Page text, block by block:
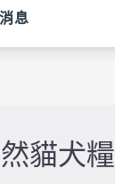
息
貓犬糧